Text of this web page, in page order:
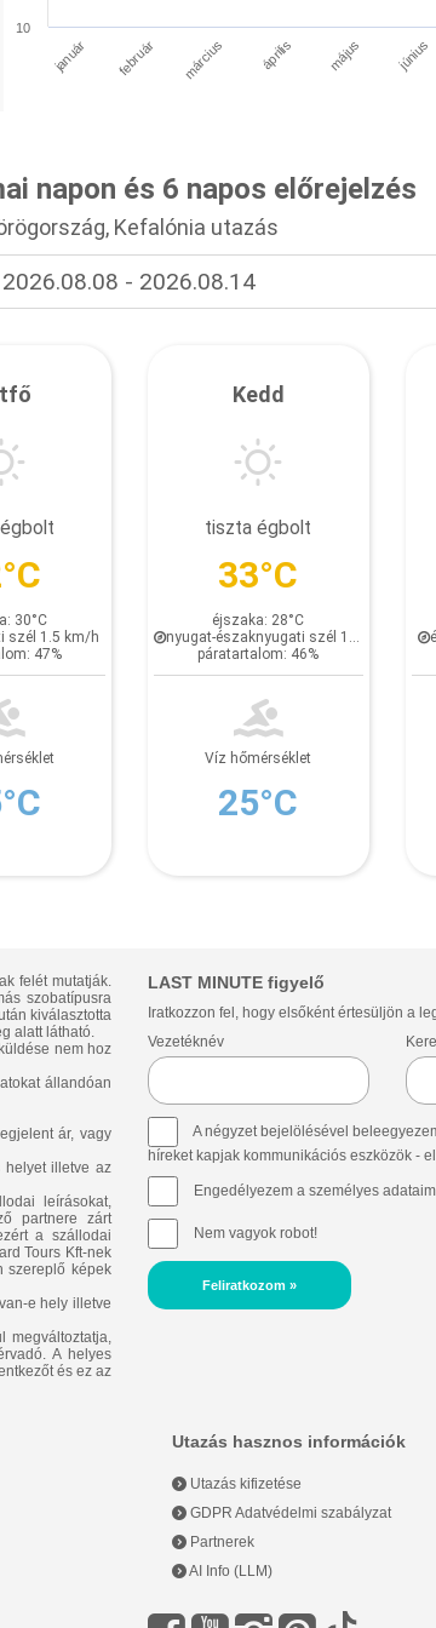
január február március április május június
10
napon és 6 napos előrejelzés
Kefalónia utazás
2026.08.08 - 2026.08.14
30°C
szél 1.5 km/h
47%
Kedd
tiszta égbolt
33°C
éjszaka: 28°C
nyugat-északnyugati szél 1.4 km/h
páratartalom: 46%
Víz hőmérséklet
25°C
LAST MINUTE figyelő
Iratkozzon fel, hogy elsőként értesüljön a
Vezetéknév
A négyzet bejelölésével
híreket kapjak kommunikációs eszközök -
Engedélyezem a személyes
Nem vagyok robot!
Feliratkozom »
felét mutatják.
szobatípusra
kiválasztotta
alatt látható.
nem hoz
állandóan
ár, vagy
helyet illetve az
leírásokat,
partnere zárt
a szállodai
Tours Kft-nek
szereplő képek
e hely illetve
megváltoztatja,
A helyes
és ez az
Utazás hasznos információk
Utazás kifizetése
GDPR Adatvédelmi szabályzat
Partnerek
AI Info (LLM)